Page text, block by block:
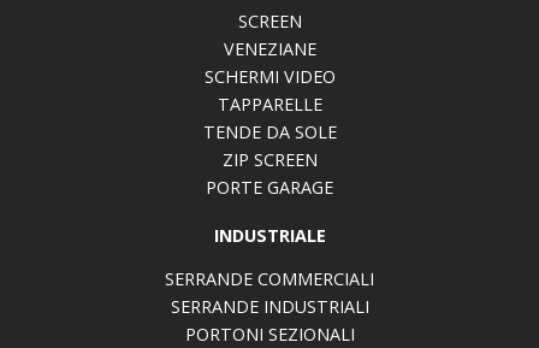
SCREEN
VENEZIANE
SCHERMI VIDEO
TAPPARELLE
TENDE DA SOLE
ZIP SCREEN
PORTE GARAGE
INDUSTRIALE
SERRANDE COMMERCIALI
SERRANDE INDUSTRIALI
PORTONI SEZIONALI